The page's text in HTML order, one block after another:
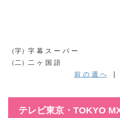
（字）字 幕 ス ー パ ー
（二）二 ヶ 国 語
前 の 週 へ|
テレビ東京・TOKYO